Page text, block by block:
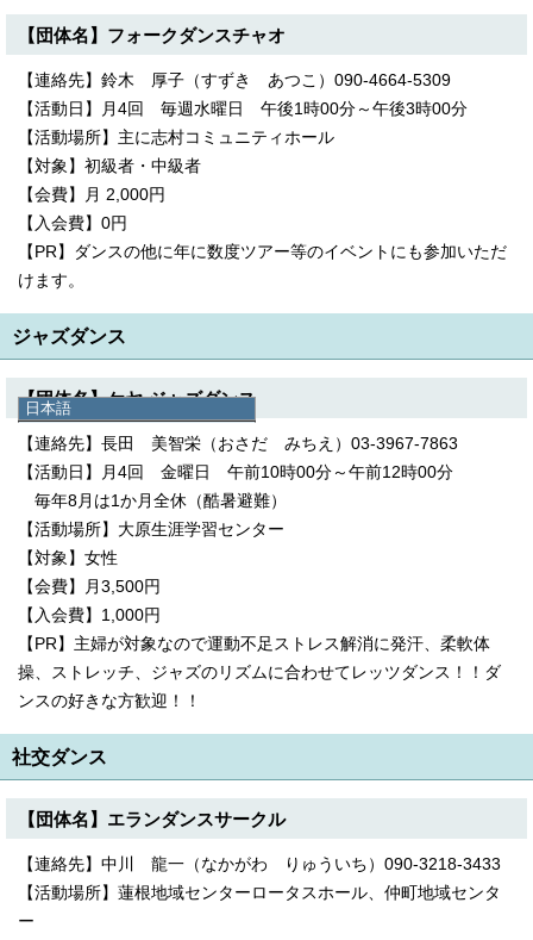
日本語
日本語
English
한국어
简体中文
繁體中文
【団体名】フォークダンスチャオ
【連絡先】鈴木 厚子（すずき あつこ）090-4664-5309
【活動日】月4回 毎週水曜日 午後1時00分～午後3時00分
【活動場所】主に志村コミュニティホール
【対象】初級者・中級者
【会費】月 2,000円
【入会費】0円
【PR】ダンスの他に年に数度ツアー等のイベントにも参加いただ
けます。
ジャズダンス
【団体名】ケヤ-ジャズダンス
【連絡先】長田 美智栄（おさだ みちえ）03-3967-7863
【活動日】月4回 金曜日 午前10時00分～午前12時00分
毎年8月は1か月全休（酷暑避難）
【活動場所】大原生涯学習センター
【対象】女性
【会費】月3,500円
【入会費】1,000円
【PR】主婦が対象なので運動不足ストレス解消に発汗、柔軟体
操、ストレッチ、ジャズのリズムに合わせてレッツダンス！！ダ
ンスの好きな方歓迎！！
社交ダンス
【団体名】エランダンスサークル
【連絡先】中川 龍一（なかがわ りゅういち）090-3218-3433
【活動場所】蓮根地域センターロータスホール、仲町地域センタ
ー